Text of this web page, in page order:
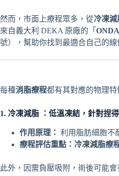
然而，市面上療程眾多，從冷凍
來自義大利 DEKA 原廠的「
號），幫助你找到最適合自己的線
每種消脂療程都有其對應的物理
1. 冷凍減脂 ：低溫凍結，針對捏
作用原理： 利用脂肪細胞不
療程評估重點：冷凍減脂療
此外，因需負壓吸附，術後可能